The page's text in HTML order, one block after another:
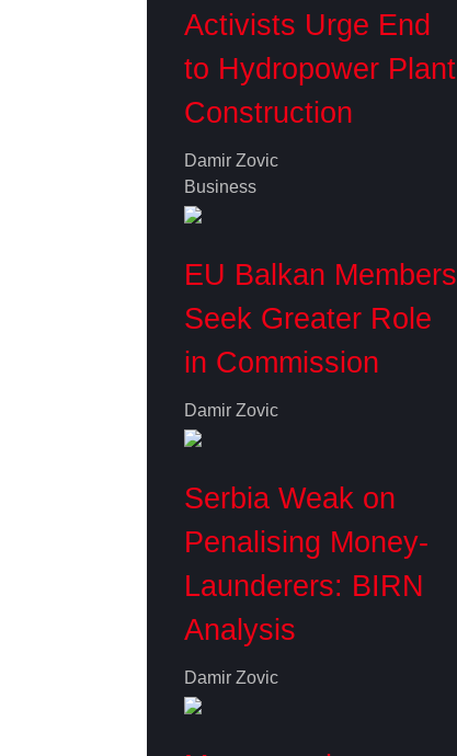
Activists Urge End
to Hydropower Plant
Construction
Damir Zovic
Business
EU Balkan Members
Seek Greater Role
in Commission
Damir Zovic
Serbia Weak on
Penalising Money-
Launderers: BIRN
Analysis
Damir Zovic